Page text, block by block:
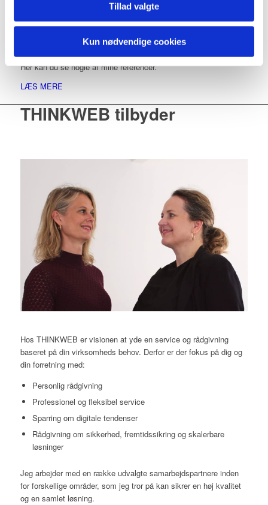
Tillad valgte
Kun nødvendige cookies
Jeg arbejder med små og mellemstore virksomheder i forskellige
brancher såsom advokat, tandlæge, terapeut og life science.
Her kan du se nogle af mine referencer.
LÆS MERE
THINKWEB tilbyder
Hos THINKWEB er visionen at yde en service og rådgivning
baseret på din virksomheds behov. Derfor er der fokus på dig og
din forretning med:
Personlig rådgivning
Professionel og fleksibel service
Sparring om digitale tendenser
Rådgivning om sikkerhed, fremtidssikring og skalerbare
løsninger
Jeg arbejder med en række udvalgte samarbejdspartnere inden
for forskellige områder, som jeg tror på kan sikrer en høj kvalitet
og en samlet løsning.